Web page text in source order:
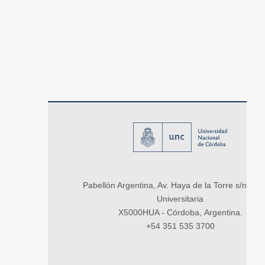
Pabellón Argentina, Av. Haya de la Torre s/n,
Universitaria
X5000HUA - Córdoba, Argentina.
+54 351 535 3700